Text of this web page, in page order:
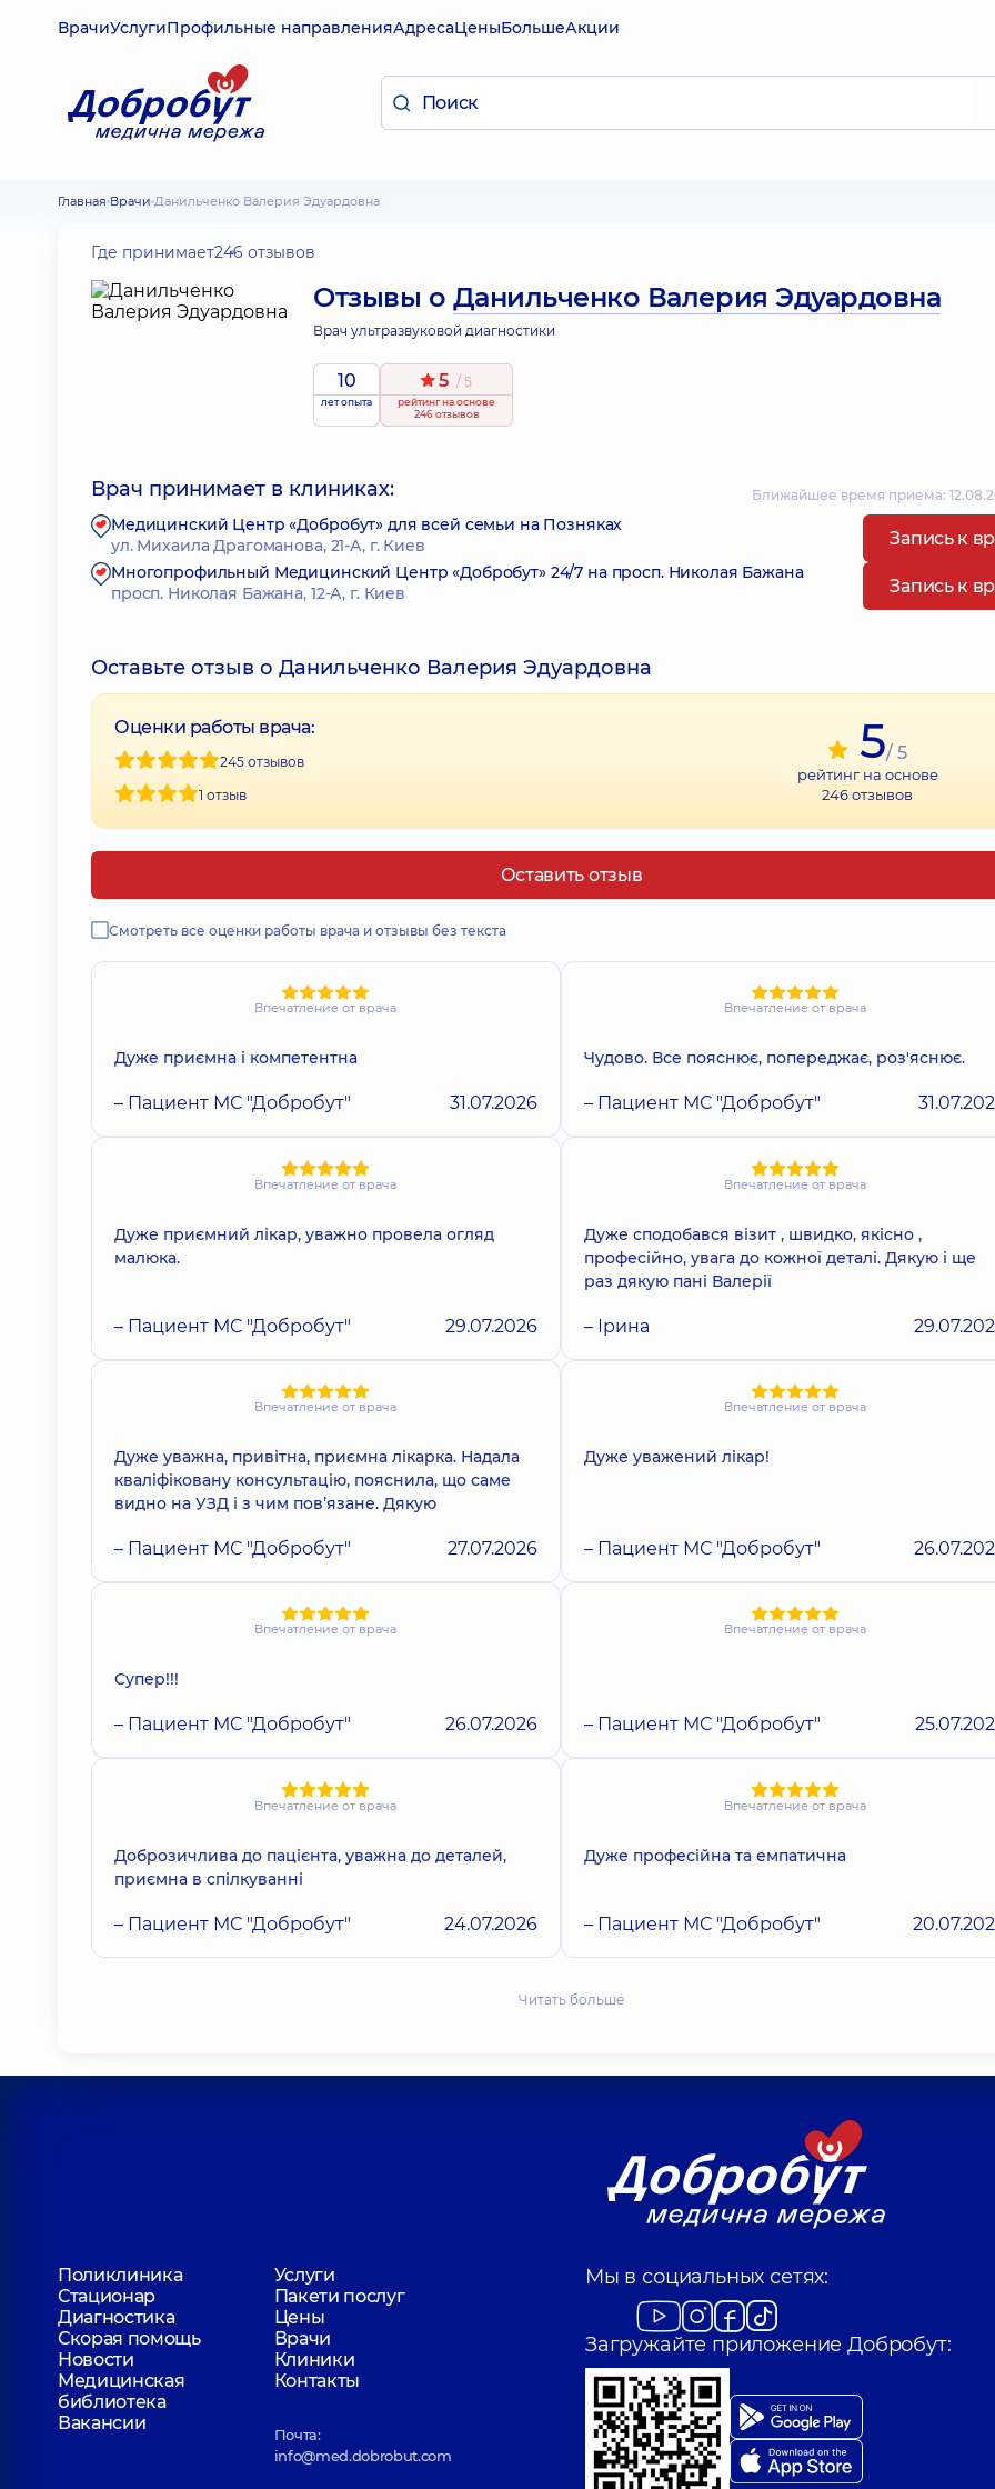
ВрачиУслугиПрофильные направленияАдресаЦеныБольшеАкции
Главная Врачи Данильченко Валерия Эдуардовна
Где принимает246 отзывов
Отзывы о Данильченко Валерия Эдуардовна
Врач ультразвуковой диагностики
10
лет опыта
5 / 5
рейтингна основе
246 отзывов
Врач принимает в клиниках: Ближайшее время приема:
Медицинский Центр «Добробут» для всей семьи на Позняках
ул. Михаила Драгоманова, 21-А, г. Киев
Запись к
Многопрофильный Медицинский Центр «Добробут» 24/7 на просп. Николая Бажана
просп. Николая Бажана, 12-А, г. Киев
Запись к
Оставьте отзыв о Данильченко Валерия Эдуардовна
Оценки работы врача:
245 отзывов
1 отзыв
5/ 5
рейтинг на основе
246отзывов
Оставить отзыв
Смотреть все оценки работы врача и отзывы без текста
Впечатление от врача
Дуже приємна і компетентна
– Пациент МС "Добробут" 31.07.2026
Впечатление от врача
Чудово. Все пояснює, попереджає, роз'яснює.
– Пациент МС "Добробут"
Впечатление от врача
Дуже приємний лікар, уважно провела огляд
малюка.
– Пациент МС "Добробут" 29.07.2026
Впечатление от врача
Дуже сподобався візит , швидко, якісно ,
професійно, увага до кожної деталі. Дякую і ще
раз дякую пані Валерії
– Ірина
Впечатление от врача
Дуже уважна, привітна, приємна лікарка. Надала
кваліфіковану консультацію, пояснила, що саме
видно на УЗД і з чим повʼязане. Дякую
– Пациент МС "Добробут" 27.07.2026
Впечатление от врача
Дуже уважений лікар!
– Пациент МС "Добробут"
Впечатление от врача
Супер!!!
– Пациент МС "Добробут" 26.07.2026
Впечатление от врача
– Пациент МС "Добробут"
Впечатление от врача
Доброзичлива до пацієнта, уважна до деталей,
приємна в спілкуванні
– Пациент МС "Добробут" 24.07.2026
Впечатление от врача
Дуже професійна та емпатична
– Пациент МС "Добробут"
Читать больше
Поликлиника
Услуги
Стационар
Пакети послуг
Диагностика
Цены
Скорая помощь
Врачи
Новости
Клиники
Медицинская
библиотека
Контакты
Вакансии
Почта:
info@med.dobrobut.com
Мы в социальных сетях:
Загружайте приложение Добробут: